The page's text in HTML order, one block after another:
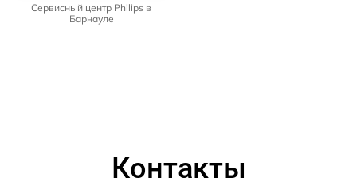
Сервисный центр Philips в
Барнауле
Контакты